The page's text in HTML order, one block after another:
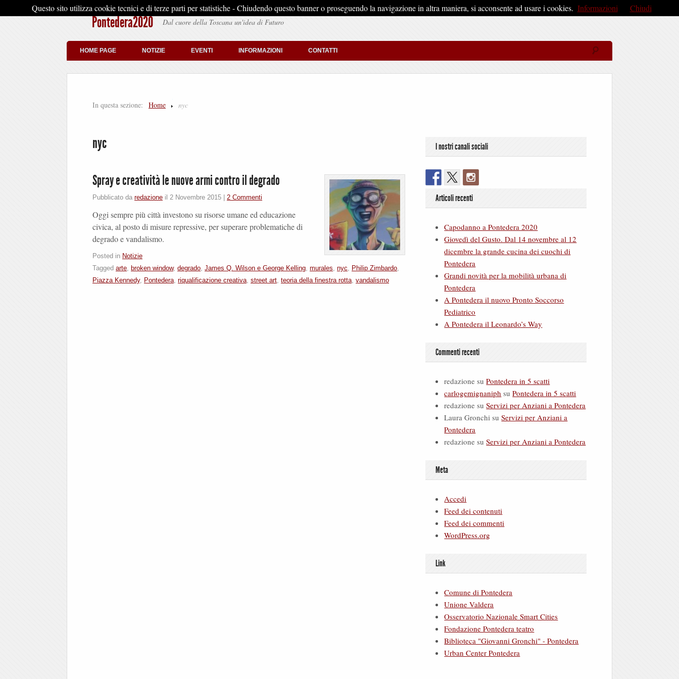
Pontedera2020 Dal cuore della Toscana un'idea di Futuro
HOME PAGE NOTIZIE EVENTI INFORMAZIONI CONTATTI
In questa sezione: Home nyc
nyc
Spray e creatività le nuove armi contro il degrado
Pubblicato da redazione il 2 Novembre 2015 2 Commenti
Oggi sempre più città investono su risorse umane ed educazione
civica, al posto di misure repressive, per superare problematiche di
degrado e vandalismo.
Posted in Notizie
Tagged arte, broken window, degrado, James Q. Wilson e George Kelling, murales, nyc, Philip Zimbardo,
Piazza Kennedy, Pontedera, riqualificazione creativa, street art, teoria della finestra rotta, vandalismo
I nostri canali sociali
Articoli recenti
Capodanno a Pontedera 2020
Giovedì del Gusto. Dal 14 novembre al 12
dicembre la grande cucina dei cuochi di
Pontedera
Grandi novità per la mobilità urbana di
Pontedera
A Pontedera il nuovo Pronto Soccorso
Pediatrico
A Pontedera il Leonardo’s Way
Commenti recenti
redazione suPontedera in 5 scatti
carlogemignaniph suPontedera in 5 scatti
redazione suServizi per Anziani a Pontedera
Laura Gronchi suServizi per Anziani a
Pontedera
redazione suServizi per Anziani a Pontedera
Meta
Accedi
Feed dei contenuti
Feed dei commenti
WordPress.org
Link
Comune di Pontedera
Unione Valdera
Osservatorio Nazionale Smart Cities
Fondazione Pontedera teatro
Biblioteca "Giovanni Gronchi" - Pontedera
Urban Center Pontedera
Questo sito utilizza cookie tecnici e di terze parti per statistiche - Chiudendo questo banner o proseguendo la navigazione in altra maniera, si acconsente ad usare i cookies. Informazioni Chiudi